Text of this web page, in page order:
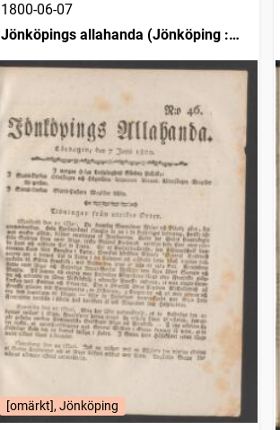
1800-06-07
Jönköpings allahanda (Jönköping :
1797)
[omärkt], Jönköping